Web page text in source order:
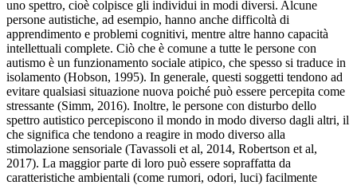
uno spettro, cioè colpisce gli individui in modi diversi. Alcune
persone autistiche, ad esempio, hanno anche difficoltà di
apprendimento e problemi cognitivi, mentre altre hanno capacità
intellettuali complete. Ciò che è comune a tutte le persone con
autismo è un funzionamento sociale atipico, che spesso si traduce in
isolamento (Hobson, 1995). In generale, questi soggetti tendono ad
evitare qualsiasi situazione nuova poiché può essere percepita come
stressante (Simm, 2016). Inoltre, le persone con disturbo dello
spettro autistico percepiscono il mondo in modo diverso dagli altri, il
che significa che tendono a reagire in modo diverso alla
stimolazione sensoriale (Tavassoli et al, 2014, Robertson et al,
2017). La maggior parte di loro può essere sopraffatta da
caratteristiche ambientali (come rumori, odori, luci) facilmente